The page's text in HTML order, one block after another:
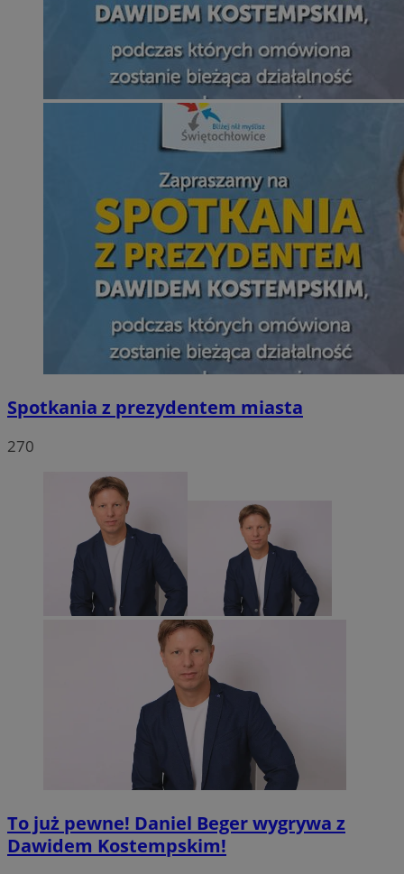
Spotkania z prezydentem miasta
270
To już pewne! Daniel Beger wygrywa z
Dawidem Kostempskim!